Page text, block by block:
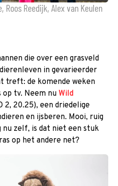
Roos Reedijk, Alex van Keulen
die over een grasveld
in gevarieerder
treft: de komende weken
tv. Neem nu Wild
2, 20.25), een driedelige
en ijsberen. Mooi, ruig
nu zelf, is dat niet een stuk
op het andere net?